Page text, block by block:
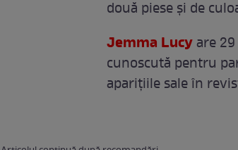
două piese și de
Jemma Lucyare
cunoscută pentru
aparițiile sale în